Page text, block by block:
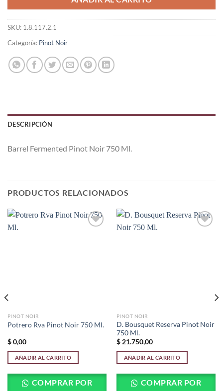
SKU: 1.8.117.2.1
Categoría: Pinot Noir
DESCRIPCIÓN
Barrel Fermented Pinot Noir 750 Ml.
PRODUCTOS RELACIONADOS
PINOT NOIR
Potrero Rva Pinot Noir 750 Ml.
$0,00
AÑADIR AL CARRITO
COMPRAR POR
PINOT NOIR
D. Bousquet Reserva Pinot Noir
750 Ml.
$21.750,00
AÑADIR AL CARRITO
COMPRAR POR